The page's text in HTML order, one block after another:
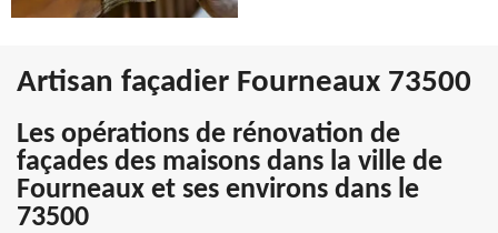
Artisan façadier Fourneaux 73500
Les opérations de rénovation de
façades des maisons dans la ville de
Fourneaux et ses environs dans le
73500